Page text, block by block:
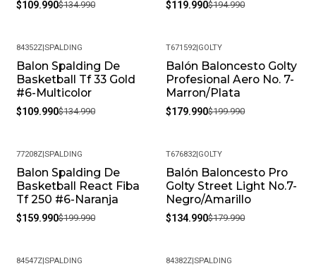
variar. Ofrecemos cambios de talla, siempre y cuando el
producto se encuentre en perfectas condiciones y con
su empaque original.
Política de Devoluciones: Si por alguna razón no estás
completamente feliz y puedas volver a elegirnos.
¿Cómo debo cuidar mis productos? Para mantener tu
producto en las mejores condiciones, recomendamos
limpiarlos con un paño húmedo y evitar el uso de
$109.990$134.990 $119.990$194.990
-19%
84352Z| SPALDING
Balon Spalding De
Basketball Tf 33 Gold
#6-Multicolor
$109.990$134.990
-10%
T671592| GOLTY
Balón Baloncesto Golty
Profesional Aero No. 7-
Marron/Plata
$179.990$199.990
-20%
77208Z| SPALDING
Balon Spalding De
Basketball React Fiba
Tf 250 #6-Naranja
$159.990$199.990
-25%
T676832| GOLTY
Balón Baloncesto Pro
Golty Street Light No.7-
Negro/Amarillo
$134.990$179.990
84547Z| SPALDING 84382Z |SPALDING